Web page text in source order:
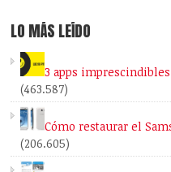
LO MÁS LEÍDO
3 apps
(463.587)
Cómo restaurar el
(206.605)